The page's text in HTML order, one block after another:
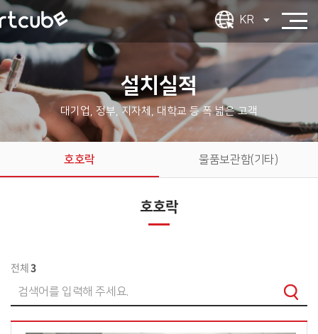
KR
설치실적
대기업, 정부, 지자체, 대학교 등 폭 넓은 고객
호호락 물품보관함(기타)
호호락
전체3